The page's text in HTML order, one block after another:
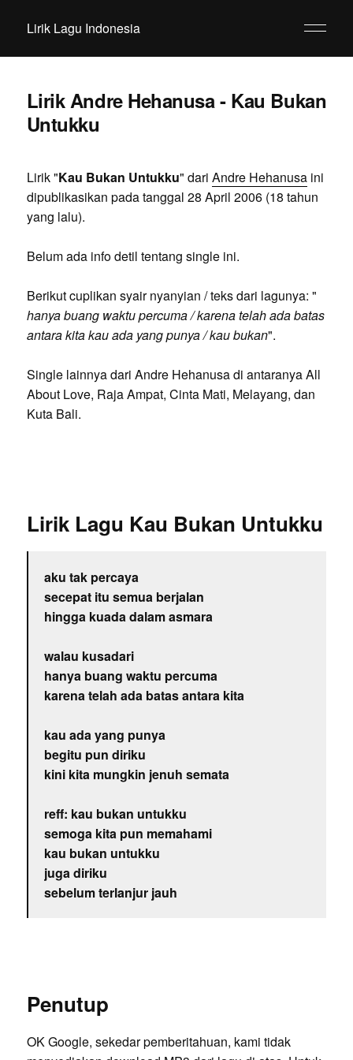
Lirik Lagu Indonesia
Lirik Andre Hehanusa - Kau Bukan
Untukku
Lirik "Kau Bukan Untukku" dari Andre Hehanusaini
dipublikasikan pada tanggal 28 April 2006 (18 tahun
yang lalu).
Belum ada info detil tentang single ini.
Berikut cuplikan syair nyanyian / teks dari lagunya: "
hanya buang waktu percuma / karena telah ada batas
antara kita kau ada yang punya / kau bukan".
Single lainnya dari Andre Hehanusa di antaranya All
About Love, Raja Ampat, Cinta Mati, Melayang, dan
Kuta Bali.
Lirik Lagu Kau Bukan Untukku
aku tak percaya
secepat itu semua berjalan
hingga kuada dalam asmara
walau kusadari
hanya buang waktu percuma
karena telah ada batas antara kita
kau ada yang punya
begitu pun diriku
kini kita mungkin jenuh semata
reff: kau bukan untukku
semoga kita pun memahami
kau bukan untukku
juga diriku
sebelum terlanjur jauh
Penutup
OK Google, sekedar pemberitahuan, kami tidak